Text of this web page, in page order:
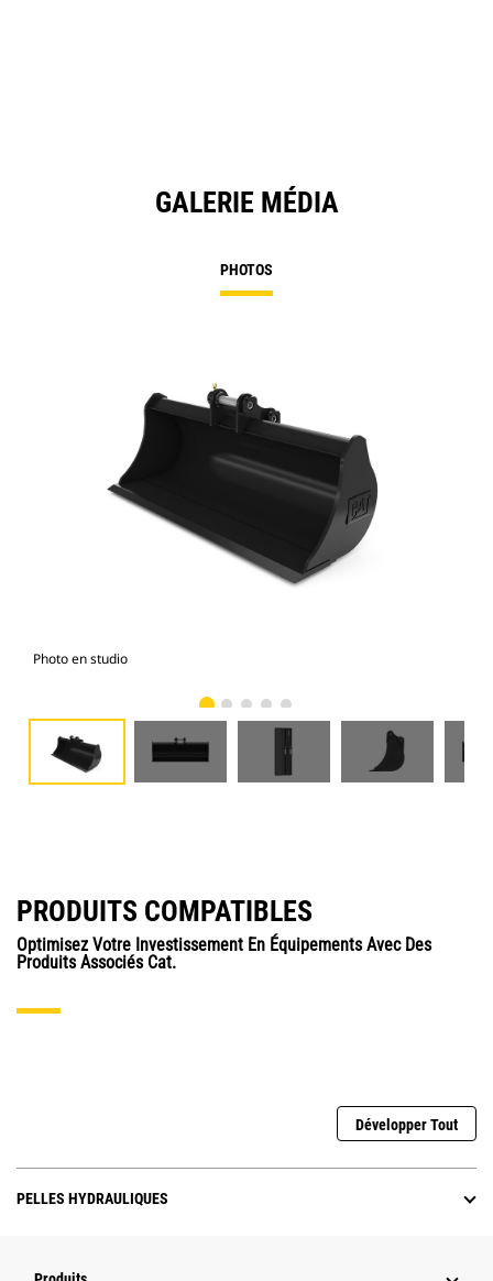
GALERIE MÉDIA
PHOTOS
Photo en studio
PRODUITS COMPATIBLES
Optimisez Votre Investissement En Équipements Avec Des
Produits Associés Cat.
Développer Tout
PELLES HYDRAULIQUES